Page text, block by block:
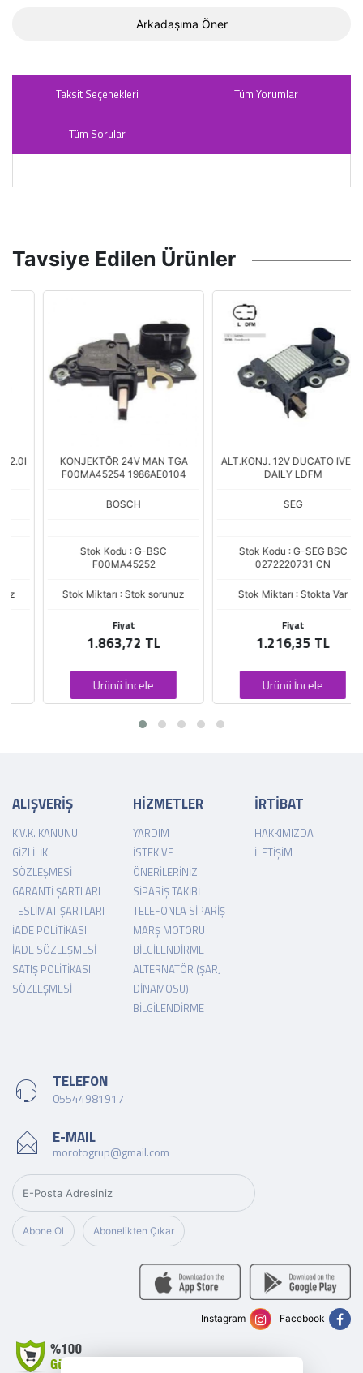
Arkadaşıma Öner
Taksit Seçenekleri Tüm Yorumlar
Tüm Sorular
Tavsiye Edilen Ürünler
KONJEKTÖR 24V MAN TGA
F00MA45254 1986AE0104
BOSCH
Stok Kodu : G-BSC
F00MA45252
Stok Miktarı : Stok sorunuz
1.863,72 TL
Ürünü İncele
ALT.KONJ. 12V DUCATO IVECO
DAILY LDFM
Stok Kodu : G-SEG BSC
0272220731 CN
Stok Miktarı : Stokta Var
1.216,35 TL
Ürünü İncele
ALIŞVERİŞ
K.V.K. KANUNU
GIZLILIK
SÖZLEŞMESI
GARANTI ŞARTLARI
TESLIMAT ŞARTLARI
İADE POLITIKASI
İADE SÖZLEŞMESI
SATIŞ POLITIKASI
SÖZLEŞMESI
HİZMETLER
YARDIM
İSTEK VE
ÖNERILERINIZ
SIPARIŞ TAKIBI
TELEFONLA SIPARIŞ
MARŞ MOTORU
BILGILENDIRME
ALTERNATÖR (ŞARJ
DINAMOSU)
BILGILENDIRME
İRTİBAT
HAKKIMIZDA
İLETIŞIM
TELEFON
05544981917
E-MAIL
morotogrup@gmail.com
Abone Ol Abonelikten Çıkar
Facebook
Instagram